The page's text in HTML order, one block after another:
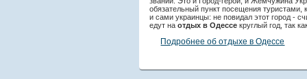
обязательный пункт посещения
и сами украинцы: не повидал этот город -
едут наотдых в Одессе круглый год, так
Подробнее об отдыхе в Одессе